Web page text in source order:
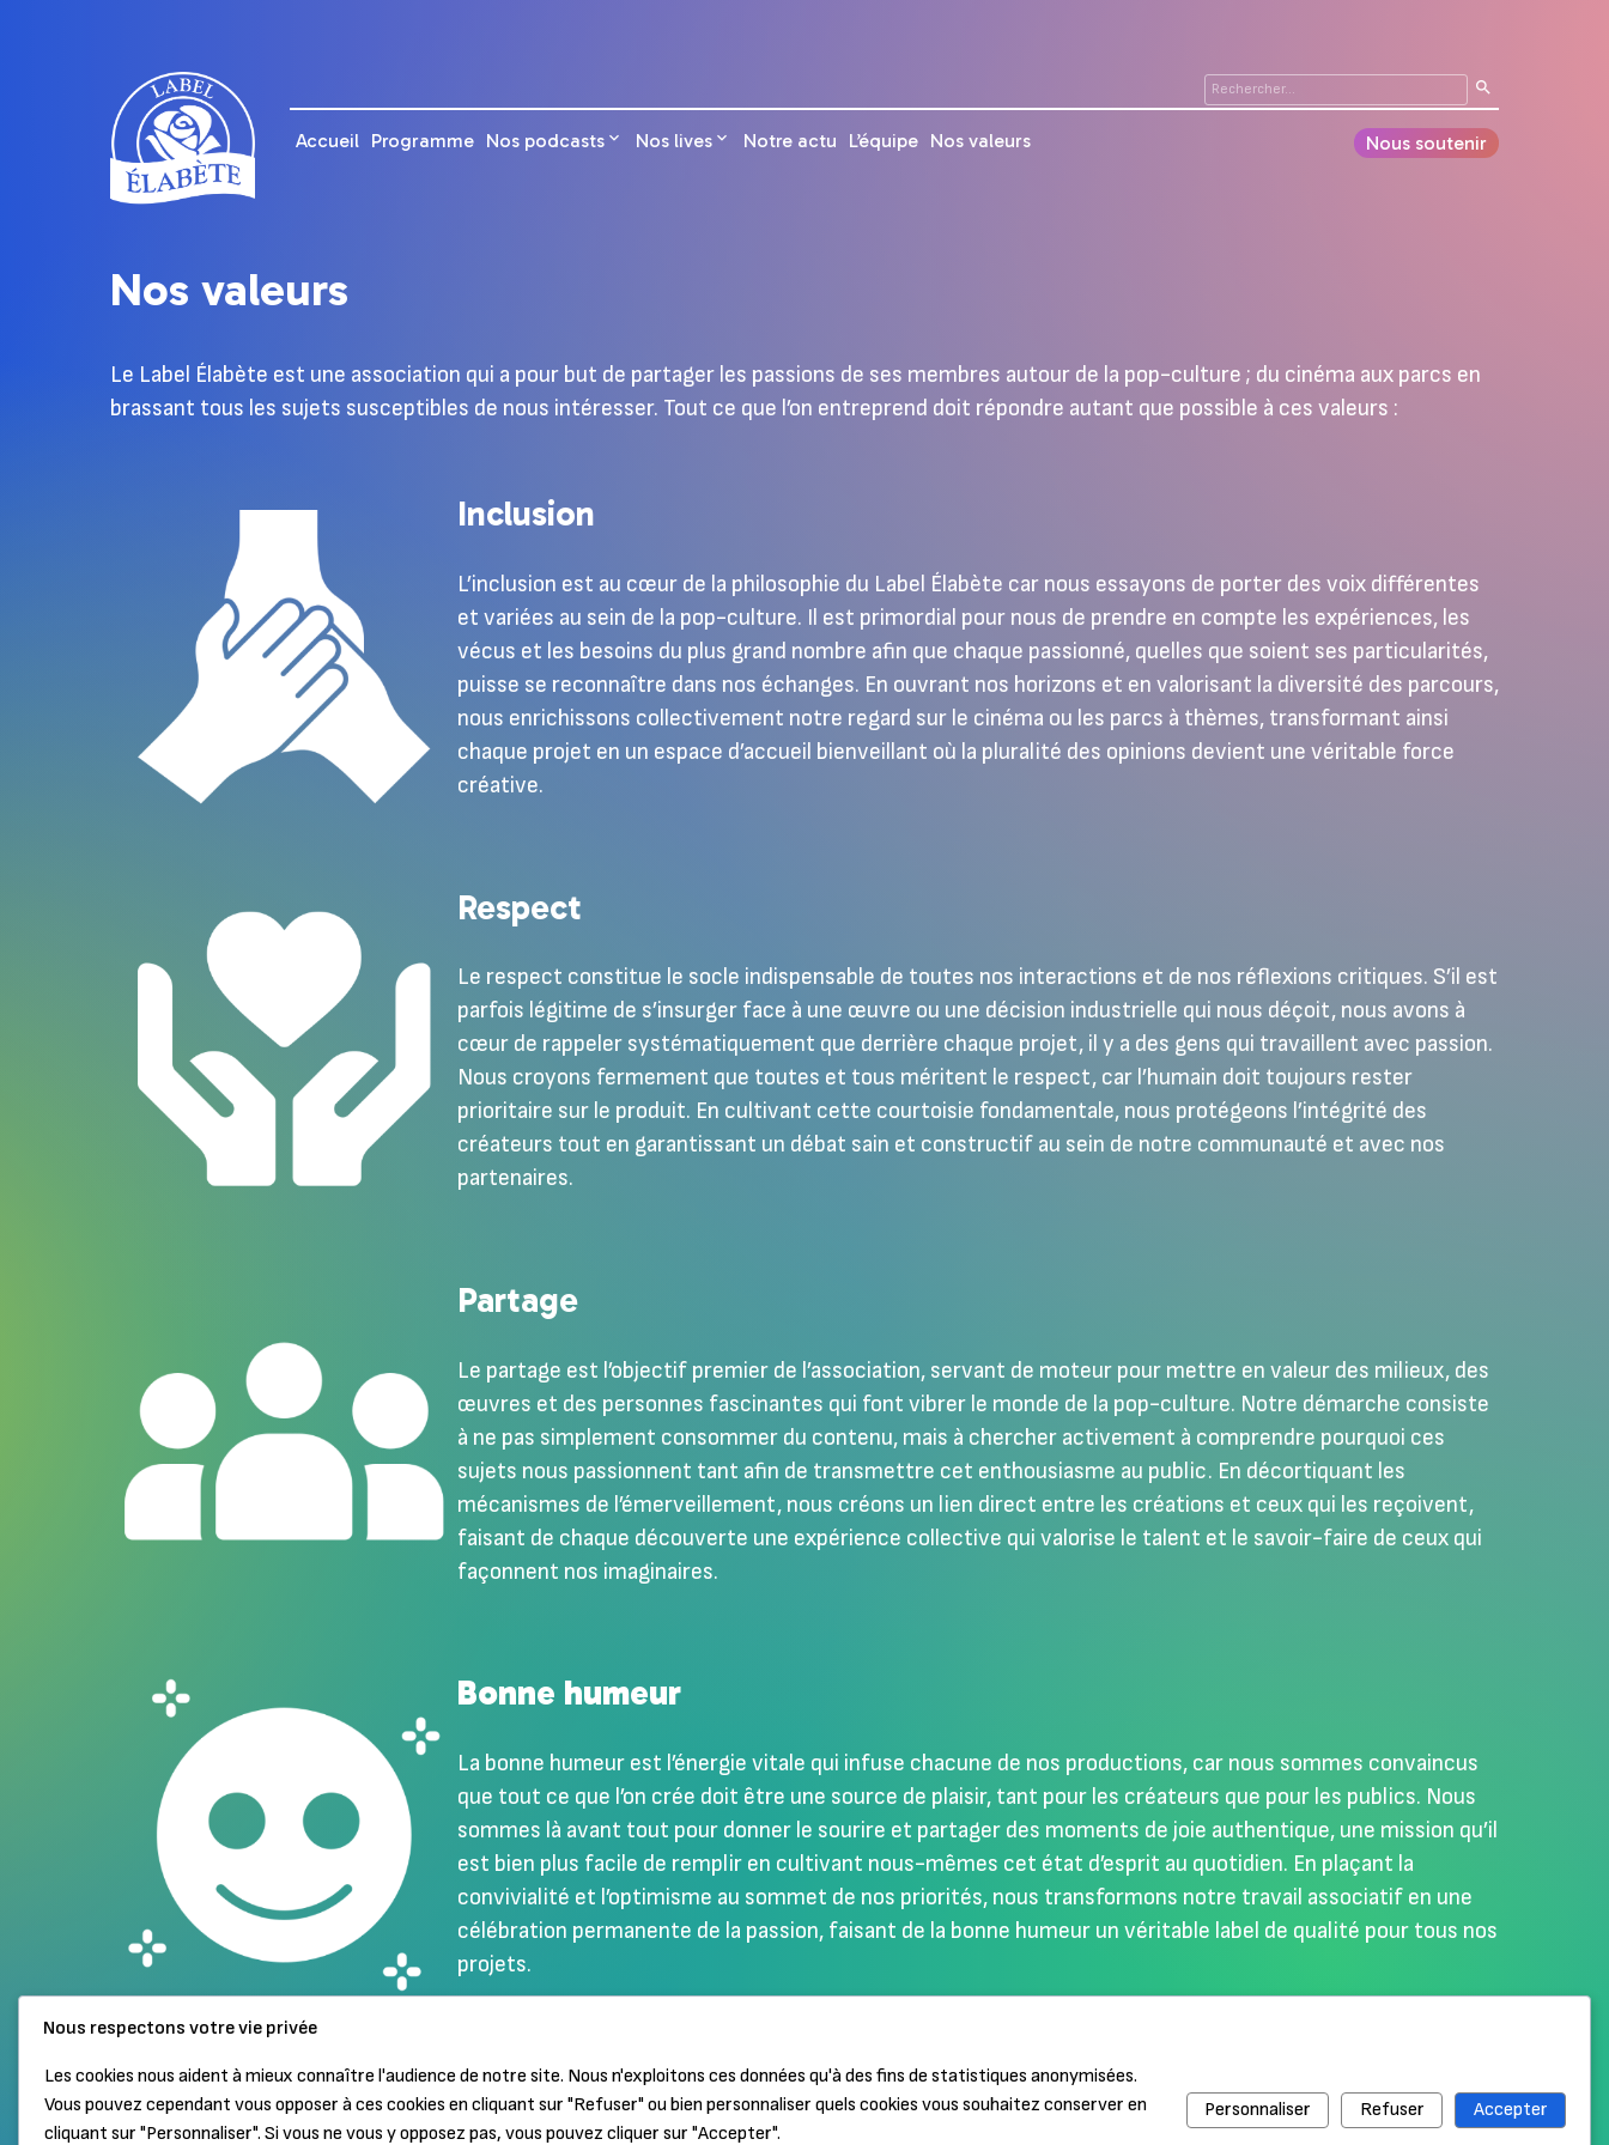
Accueil Programme Nos podcasts Nos lives Notre actu L’équipe Nos valeurs Nous soutenir
Nos valeurs
Le Label Élabète est une association qui a pour but de partager les passions de ses membres autour de la pop-culture ; du cinéma aux parcs en
brassant tous les sujets susceptibles de nous intéresser. Tout ce que l’on entreprend doit répondre autant que possible à ces valeurs :
Inclusion
L’inclusion est au cœur de la philosophie du Label Élabète car nous essayons de porter des voix différentes
et variées au sein de la pop-culture. Il est primordial pour nous de prendre en compte les expériences, les
vécus et les besoins du plus grand nombre afin que chaque passionné, quelles que soient ses particularités,
puisse se reconnaître dans nos échanges. En ouvrant nos horizons et en valorisant la diversité des parcours,
nous enrichissons collectivement notre regard sur le cinéma ou les parcs à thèmes, transformant ainsi
chaque projet en un espace d’accueil bienveillant où la pluralité des opinions devient une véritable force
créative.
Respect
Le respect constitue le socle indispensable de toutes nos interactions et de nos réflexions critiques. S’il est
parfois légitime de s’insurger face à une œuvre ou une décision industrielle qui nous déçoit, nous avons à
cœur de rappeler systématiquement que derrière chaque projet, il y a des gens qui travaillent avec passion.
Nous croyons fermement que toutes et tous méritent le respect, car l’humain doit toujours rester
prioritaire sur le produit. En cultivant cette courtoisie fondamentale, nous protégeons l’intégrité des
créateurs tout en garantissant un débat sain et constructif au sein de notre communauté et avec nos
partenaires.
Partage
Le partage est l’objectif premier de l’association, servant de moteur pour mettre en valeur des milieux, des
œuvres et des personnes fascinantes qui font vibrer le monde de la pop-culture. Notre démarche consiste
à ne pas simplement consommer du contenu, mais à chercher activement à comprendre pourquoi ces
sujets nous passionnent tant afin de transmettre cet enthousiasme au public. En décortiquant les
mécanismes de l’émerveillement, nous créons un lien direct entre les créations et ceux qui les reçoivent,
faisant de chaque découverte une expérience collective qui valorise le talent et le savoir-faire de ceux qui
façonnent nos imaginaires.
Bonne humeur
La bonne humeur est l’énergie vitale qui infuse chacune de nos productions, car nous sommes convaincus
que tout ce que l’on crée doit être une source de plaisir, tant pour les créateurs que pour les publics. Nous
sommes là avant tout pour donner le sourire et partager des moments de joie authentique, une mission qu’il
est bien plus facile de remplir en cultivant nous-mêmes cet état d’esprit au quotidien. En plaçant la
convivialité et l’optimisme au sommet de nos priorités, nous transformons notre travail associatif en une
célébration permanente de la passion, faisant de la bonne humeur un véritable label de qualité pour tous nos
projets.
Haut de page Mentions légales
Nous respectons votre vie privée
Les cookies nous aident à mieux connaître l'audience de notre site. Nous n'exploitons ces données qu'à des fins de statistiques anonymisées.
Vous pouvez cependant vous opposer à ces cookies en cliquant sur "Refuser" ou bien personnaliser quels cookies vous souhaitez conserver en
cliquant sur "Personnaliser". Si vous ne vous y opposez pas, vous pouvez cliquer sur "Accepter".
Personnaliser Refuser Accepter